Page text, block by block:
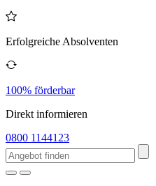
Erfolgreiche Absolventen
100% förderbar
Direkt informieren
0800 1144123